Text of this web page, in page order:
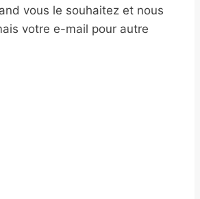
vous le souhaitez et nous
votre e-mail pour autre